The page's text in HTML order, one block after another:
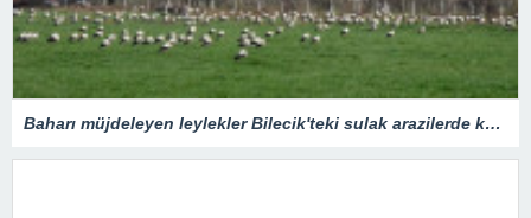
Baharı müjdeleyen leylekler Bilecik'teki sulak arazilerde konakladı